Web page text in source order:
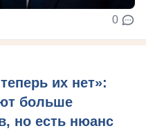
0
их нет»:
больше
но есть нюанс